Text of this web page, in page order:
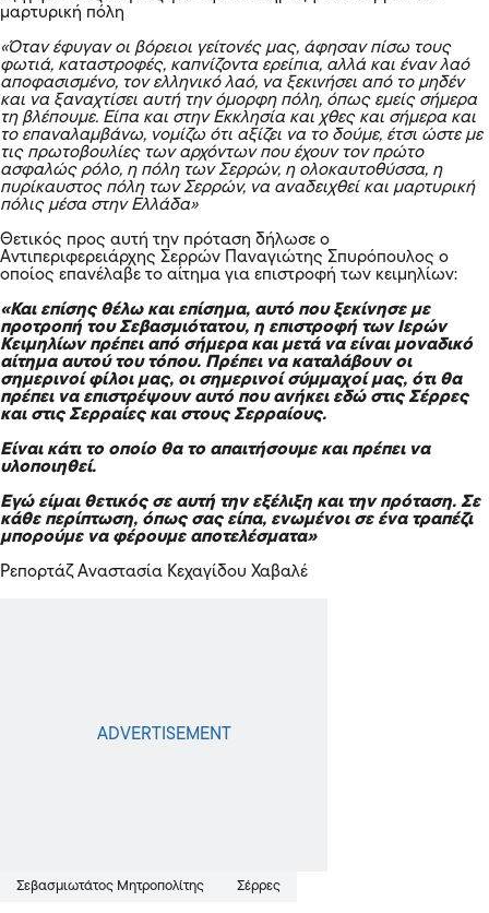
μαρτυρική πόλη
«Όταν έφυγαν οι βόρειοι γείτονές μας, άφησαν πίσω τους
φωτιά, καταστροφές, καπνίζοντα ερείπια, αλλά και έναν λαό
αποφασισμένο, τον ελληνικό λαό, να ξεκινήσει από το μηδέν
και να ξαναχτίσει αυτή την όμορφη πόλη, όπως εμείς σήμερα
τη βλέπουμε. Είπα και στην Εκκλησία και χθες και σήμερα και
το επαναλαμβάνω, νομίζω ότι αξίζει να το δούμε, έτσι ώστε με
τις πρωτοβουλίες των αρχόντων που έχουν τον πρώτο
ασφαλώς ρόλο, η πόλη των Σερρών, η ολοκαυτοθύσσα, η
πυρίκαυστος πόλη των Σερρών, να αναδειχθεί και μαρτυρική
πόλις μέσα στην Ελλάδα»
Θετικός προς αυτή την πρόταση δήλωσε ο
Αντιπεριφερειάρχης Σερρών Παναγιώτης Σπυρόπουλος ο
οποίος επανέλαβε το αίτημα για επιστροφή των κειμηλίων:
«Και επίσης θέλω και επίσημα, αυτό που ξεκίνησε με
προτροπή του Σεβασμιότατου, η επιστροφή των Ιερών
Κειμηλίων πρέπει από σήμερα και μετά να είναι μοναδικό
αίτημα αυτού του τόπου. Πρέπει να καταλάβουν οι
σημερινοί φίλοι μας, οι σημερινοί σύμμαχοί μας, ότι θα
πρέπει να επιστρέψουν αυτό που ανήκει εδώ στις Σέρρες
και στις Σερραίες και στους Σερραίους.
Είναι κάτι το οποίο θα το απαιτήσουμε και πρέπει να
υλοποιηθεί.
Εγώ είμαι θετικός σε αυτή την εξέλιξη και την πρόταση. Σε
κάθε περίπτωση, όπως σας είπα, ενωμένοι σε ένα τραπέζι
μπορούμε να φέρουμε αποτελέσματα»
Ρεπορτάζ Αναστασία Κεχαγίδου Χαβαλέ
Σεβασμιωτάτος Μητροπολίτης Σέρρες